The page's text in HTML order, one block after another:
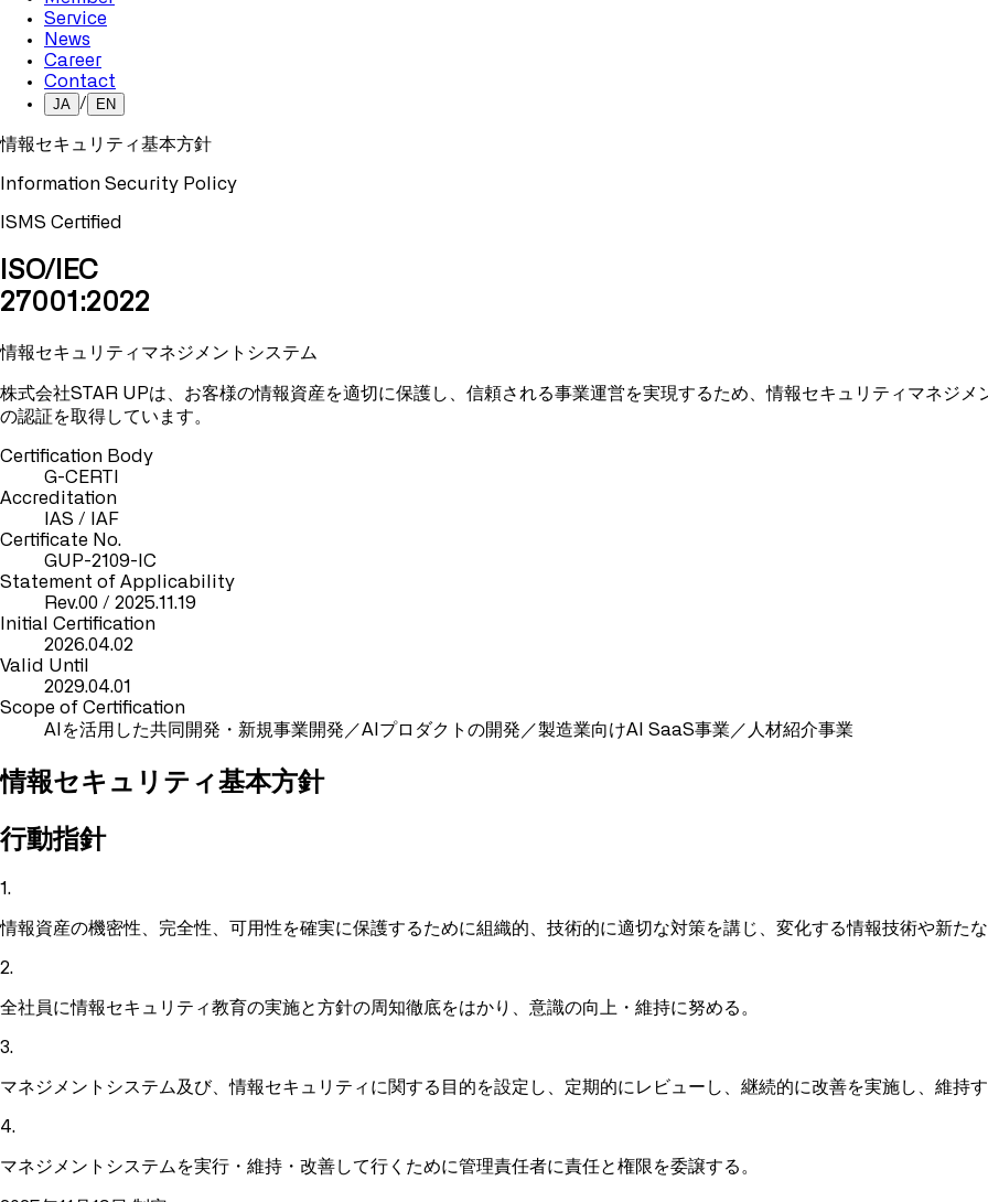
Service
News
Career
Contact
JA / EN
情報セキュリティ基本方針
nformaton Security Po icy
ISMS Certified
ISO/IEC
27001:2022
情報セキュリティマネジメントシステム
株式会社STAR UPは、お客様の情報資産を適切に保護し、信頼される事業運営を実現するため、情報セキュリティマネジ
の認証を取得しています。
Certification Body
G-CERTI
Accreditation
IAS / IAF
Certificate No.
GUP-2109-IC
Statement of Applicability
Rev.00 / 2025.11.19
Initial Certification
2026.04.02
Valid Until
2029.04.01
Scope of Certification
AIを活用した共同開発・新規事業開発／AIプロダクトの開発／製造業向けAI SaaS事業／人材紹介事業
情報セキュリティ基本方針
行動指針
1.
情報資産の機密性、完全性、可用性を確実に保護するために組織的、技術的に適切な対策を講じ、変化する情報技術や新た
2.
全社員に情報セキュリティ教育の実施と方針の周知徹底をはかり、意識の向上・維持に努める。
3.
マネジメントシステム及び、情報セキュリティに関する目的を設定し、定期的にレビューし、継続的に改善を実施し、維持
4.
マネジメントシステムを実行・維持・改善して行くために管理責任者に責任と権限を委譲する。